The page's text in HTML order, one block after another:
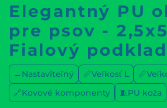
Elegantný PU
pre psov -
Fialový podklad
↔️Nastaviteľný 📏Veľkosť L
🔗Kovové komponenty
🧵PU koža